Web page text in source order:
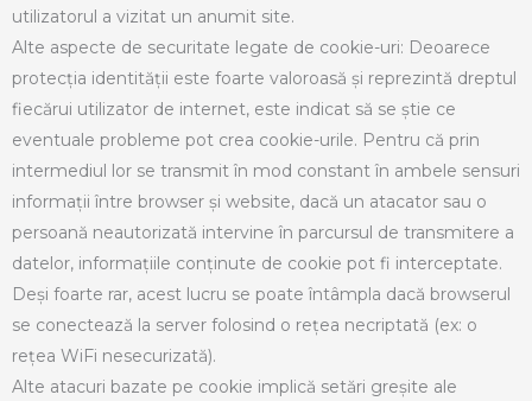
utilizatorul a vizitat un anumit site.
Alte aspecte de securitate legate de cookie-uri: Deoarece
protecția identității este foarte valoroasă și reprezintă dreptul
fiecărui utilizator de internet, este indicat să se știe ce
eventuale probleme pot crea cookie-urile. Pentru că prin
intermediul lor se transmit în mod constant în ambele sensuri
informații între browser și website, dacă un atacator sau o
persoană neautorizată intervine în parcursul de transmitere a
datelor, informațiile conținute de cookie pot fi interceptate.
Deși foarte rar, acest lucru se poate întâmpla dacă browserul
se conectează la server folosind o rețea necriptată (ex: o
rețea WiFi nesecurizată).
Alte atacuri bazate pe cookie implică setări greșite ale